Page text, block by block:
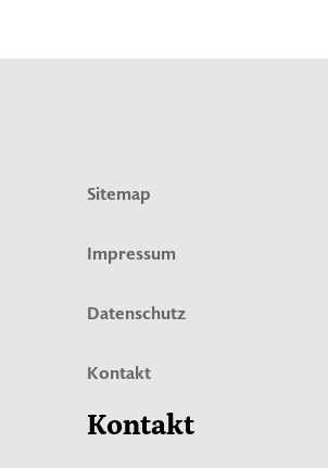
Sitemap
Impressum
Datenschutz
Kontakt
Kontakt